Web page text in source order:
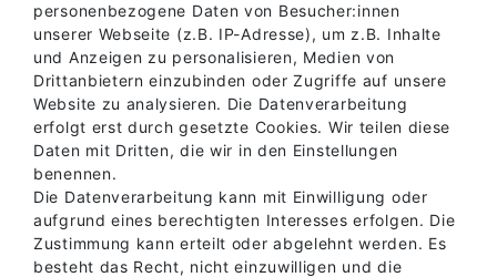
personenbezogene Daten von Besucher:innen
unserer Webseite (z.B. IP-Adresse), um z.B. Inhalte
und Anzeigen zu personalisieren, Medien von
Drittanbietern einzubinden oder Zugriffe auf unsere
Website zu analysieren. Die Datenverarbeitung
erfolgt erst durch gesetzte Cookies. Wir teilen diese
Daten mit Dritten, die wir in den Einstellungen
benennen.
Die Datenverarbeitung kann mit Einwilligung oder
aufgrund eines berechtigten Interesses erfolgen. Die
Zustimmung kann erteilt oder abgelehnt werden. Es
besteht das Recht, nicht einzuwilligen und die